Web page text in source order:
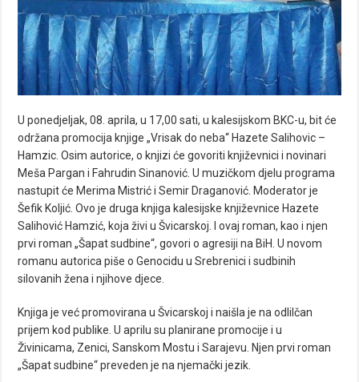
U ponedjeljak, 08. aprila, u 17,00 sati, u kalesijskom BKC-u, bit će
održana promocija knjige „Vrisak do neba“ Hazete Salihovic –
Hamzic. Osim autorice, o knjizi će govoriti književnici i novinari
Meša Pargan i Fahrudin Sinanović. U muzičkom djelu programa
nastupit će Merima Mistrić i Semir Draganović. Moderator je
Šefik Koljić. Ovo je druga knjiga kalesijske književnice Hazete
Salihović Hamzić, koja živi u Švicarskoj. I ovaj roman, kao i njen
prvi roman „Šapat sudbine“, govori o agresiji na BiH. U novom
romanu autorica piše o Genocidu u Srebrenici i sudbinih
silovanih žena i njihove djece.
Knjiga je već promovirana u Švicarskoj i naišla je na odlilčan
prijem kod publike. U aprilu su planirane promocije i u
Živinicama, Zenici, Sanskom Mostu i Sarajevu. Njen prvi roman
„Šapat sudbine“ preveden je na njemački jezik.